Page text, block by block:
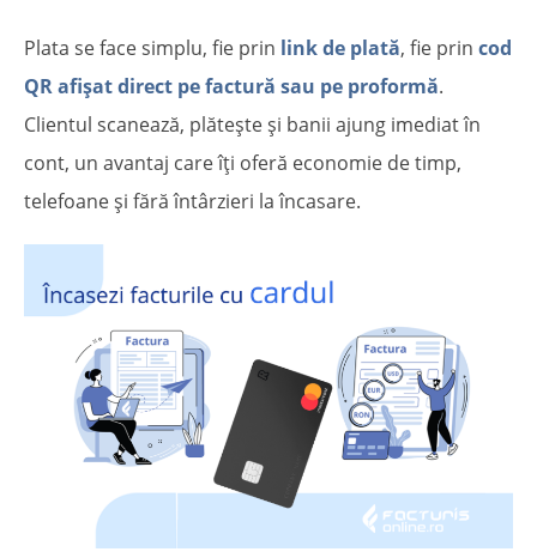
Plata se face simplu, fie prin link de plată, fie princod
QR afișat direct pe factură sau pe proformă.
Clientul scanează, plătește și banii ajung imediat în
cont, un avantaj care îți oferă economie de timp,
telefoane și fără întârzieri la încasare.